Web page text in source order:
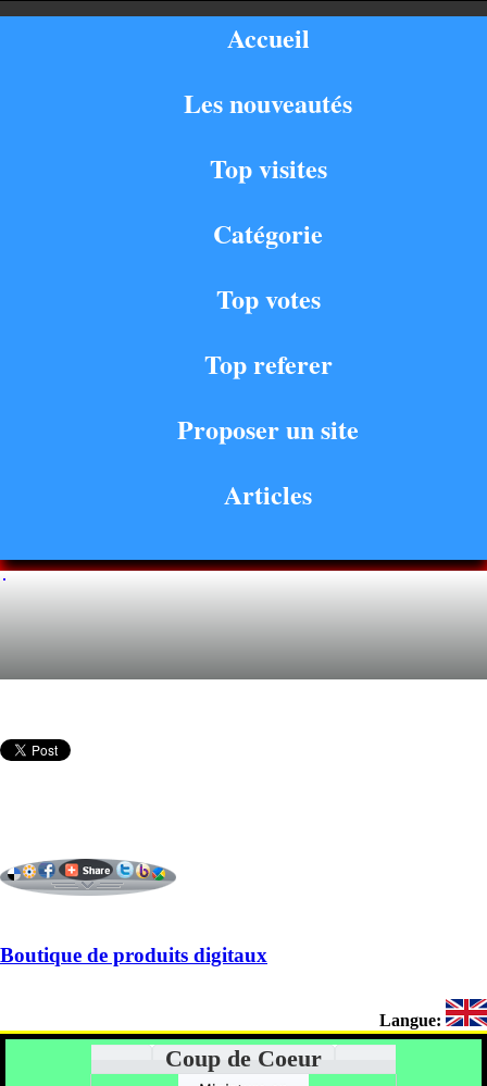
Accueil
Les nouveautés
Top visites
Catégorie
Top votes
Top referer
Proposer un site
Articles
Boutique de produits digitaux
Langue:
Coup de Coeur